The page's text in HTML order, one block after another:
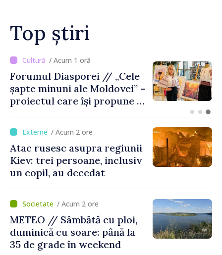
Top știri
/ Acum 58 minute
Trafic intens PTF
Giurgiulești-Galați, pe
sensul de ieșire din
/ Acum 2 ore
Atac rusesc asupra regiunii
Kiev: trei persoane, inclusiv
un copil, au decedat
/ Acum 2 ore
METEO // Sâmbătă cu ploi,
duminică cu soare: până la
35 de grade în weekend